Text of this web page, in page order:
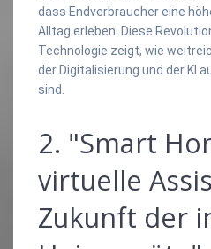
dass Endverbraucher eine
Alltag erleben. Diese
Technologie zeigt, wie
der Digitalisierung und der KI
sind.
2. "Smart
virtuelle
Zukunft der